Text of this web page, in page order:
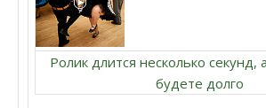
Ролик длится несколько секунд,
будете долго